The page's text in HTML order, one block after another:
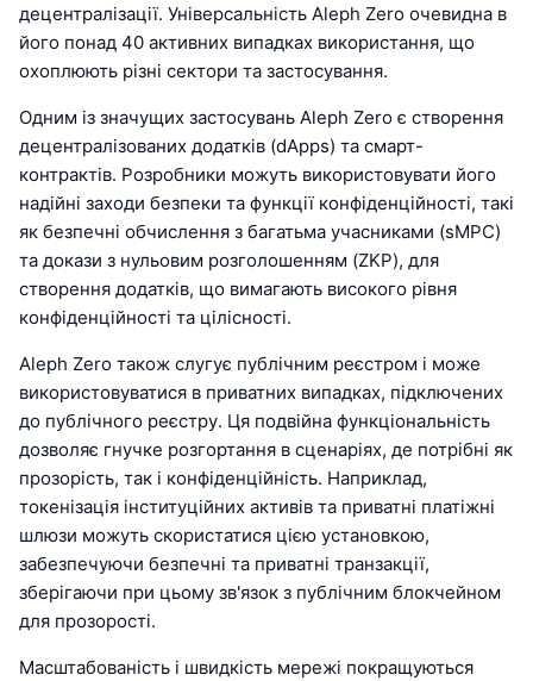
децентралізації. Універсальність Aleph Zero очевидна в
його понад 40 активних випадках використання, що
охоплюють різні сектори та застосування.
Одним із значущих застосувань Aleph Zero є створення
децентралізованих додатків (dApps) та смарт-
контрактів. Розробники можуть використовувати його
надійні заходи безпеки та функції конфіденційності, такі
як безпечні обчислення з багатьма учасниками (sMPC)
та докази з нульовим розголошенням (ZKP), для
створення додатків, що вимагають високого рівня
конфіденційності та цілісності.
Aleph Zero також слугує публічним реєстром і може
використовуватися в приватних випадках, підключених
до публічного реєстру. Ця подвійна функціональність
дозволяє гнучке розгортання в сценаріях, де потрібні як
прозорість, так і конфіденційність. Наприклад,
токенізація інституційних активів та приватні платіжні
шлюзи можуть скористатися цією установкою,
забезпечуючи безпечні та приватні транзакції,
зберігаючи при цьому зв'язок з публічним блокчейном
для прозорості.
Масштабованість і швидкість мережі покращуються